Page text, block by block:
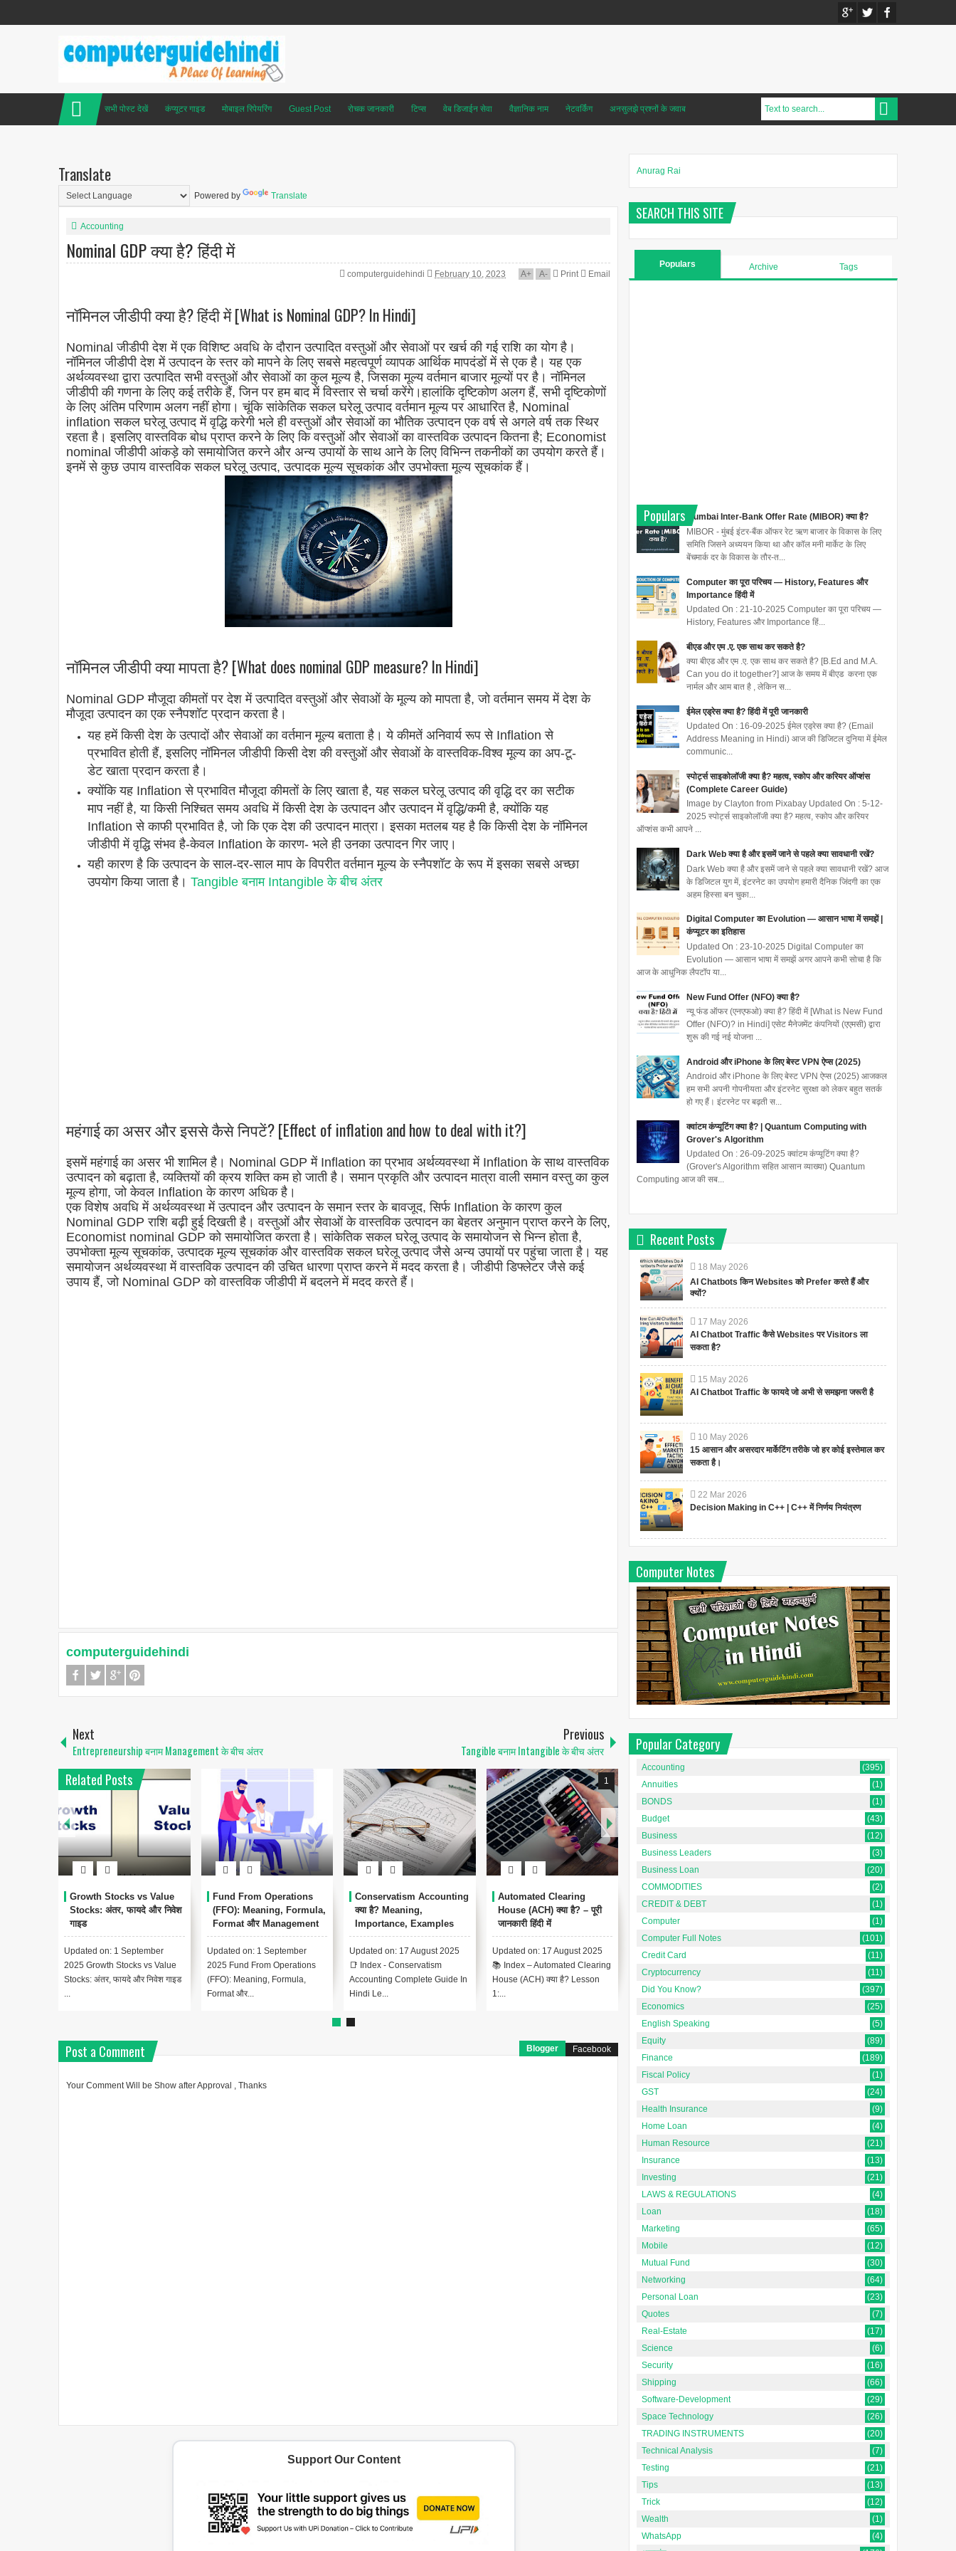
सभी पोस्ट देखें कंप्यूटर गाइड मोबाइल रिपेयरिंग Guest Post रोचक जानकारी टिप्स वेब डिजाईन सेवा वैज्ञानिक नाम नेटवर्किंग अनसुलझे प्रश्नों के जवाब
Translate
Powered by Translate
Accounting
Nominal GDP क्या है? हिंदी में
computerguidehindi February 10, 2023 A+ A- Print Email
नॉमिनल जीडीपी क्या है? हिंदी में [What is Nominal GDP? In Hindi]
Nominal जीडीपी देश में एक विशिष्ट अवधि के दौरान उत्पादित वस्तुओं और सेवाओं पर खर्च की गई राशि का योग है।
नॉमिनल जीडीपी देश में उत्पादन के स्तर को मापने के लिए सबसे महत्वपूर्ण व्यापक आर्थिक मापदंडों में से एक है। यह एक
अर्थव्यवस्था द्वारा उत्पादित सभी वस्तुओं और सेवाओं का कुल मूल्य है, जिसका मूल्य वर्तमान बाजार मूल्यों पर है। नॉमिनल
जीडीपी की गणना के लिए कई तरीके हैं, जिन पर हम बाद में विस्तार से चर्चा करेंगे।हालांकि दृष्टिकोण अलग हैं, सभी दृष्टिकोणों
के लिए अंतिम परिणाम अलग नहीं होगा। चूंकि सांकेतिक सकल घरेलू उत्पाद वर्तमान मूल्य पर आधारित है, Nominal
inflation सकल घरेलू उत्पाद में वृद्धि करेगी भले ही वस्तुओं और सेवाओं का भौतिक उत्पादन एक वर्ष से अगले वर्ष तक स्थिर
रहता है। इसलिए वास्तविक बोध प्राप्त करने के लिए कि वस्तुओं और सेवाओं का वास्तविक उत्पादन कितना है; Economist
nominal जीडीपी आंकड़े को समायोजित करने और अन्य उपायों के साथ आने के लिए विभिन्न तकनीकों का उपयोग करते हैं।
इनमें से कुछ उपाय वास्तविक सकल घरेलू उत्पाद, उत्पादक मूल्य सूचकांक और उपभोक्ता मूल्य सूचकांक हैं।
नॉमिनल जीडीपी क्या मापता है? [What does nominal GDP measure? In Hindi]
Nominal GDP मौजूदा कीमतों पर देश में उत्पादित वस्तुओं और सेवाओं के मूल्य को मापता है, जो वर्तमान समय में देश के
मौजूदा उत्पादन का एक स्नैपशॉट प्रदान करता है।
यह हमें किसी देश के उत्पादों और सेवाओं का वर्तमान मूल्य बताता है। ये कीमतें अनिवार्य रूप से Inflation से
प्रभावित होती हैं, इसलिए नॉमिनल जीडीपी किसी देश की वस्तुओं और सेवाओं के वास्तविक-विश्व मूल्य का अप-टू-
डेट खाता प्रदान करता है।
क्योंकि यह Inflation से प्रभावित मौजूदा कीमतों के लिए खाता है, यह सकल घरेलू उत्पाद की वृद्धि दर का सटीक
माप नहीं है, या किसी निश्चित समय अवधि में किसी देश के उत्पादन और उत्पादन में वृद्धि/कमी है, क्योंकि यह
Inflation से काफी प्रभावित है, जो कि एक देश की उत्पादन मात्रा। इसका मतलब यह है कि किसी देश के नॉमिनल
जीडीपी में वृद्धि संभव है-केवल Inflation के कारण- भले ही उनका उत्पादन गिर जाए।
यही कारण है कि उत्पादन के साल-दर-साल माप के विपरीत वर्तमान मूल्य के स्नैपशॉट के रूप में इसका सबसे अच्छा
उपयोग किया जाता है। Tangible बनाम Intangible के बीच अंतर
महंगाई का असर और इससे कैसे निपटें? [Effect of inflation and how to deal with it?]
इसमें महंगाई का असर भी शामिल है। Nominal GDP में Inflation का प्रभाव अर्थव्यवस्था में Inflation के साथ वास्तविक
उत्पादन को बढ़ाता है, व्यक्तियों की क्रय शक्ति कम हो जाती है। समान प्रकृति और उत्पादन मात्रा वाली समान वस्तु का कुल
मूल्य होगा, जो केवल Inflation के कारण अधिक है।
एक विशेष अवधि में अर्थव्यवस्था में उत्पादन और उत्पादन के समान स्तर के बावजूद, सिर्फ Inflation के कारण कुल
Nominal GDP राशि बढ़ी हुई दिखती है। वस्तुओं और सेवाओं के वास्तविक उत्पादन का बेहतर अनुमान प्राप्त करने के लिए,
Economist nominal GDP को समायोजित करता है। सांकेतिक सकल घरेलू उत्पाद के समायोजन से भिन्न होता है,
उपभोक्ता मूल्य सूचकांक, उत्पादक मूल्य सूचकांक और वास्तविक सकल घरेलू उत्पाद जैसे अन्य उपायों पर पहुंचा जाता है। यह
समायोजन अर्थव्यवस्था में वास्तविक उत्पादन की उचित धारणा प्राप्त करने में मदद करता है। जीडीपी डिफ्लेटर जैसे कई
उपाय हैं, जो Nominal GDP को वास्तविक जीडीपी में बदलने में मदद करते हैं।
computerguidehindi
Next
Entrepreneurship बनाम Management के बीच अंतर
Previous
Tangible बनाम Intangible के बीच अंतर
Related Posts
Growth Stocks vs Value
Stocks: अंतर, फायदे और निवेश
गाइड
Updated on: 1 September
2025 Growth Stocks vs Value
Stocks: अंतर, फायदे और निवेश गाइड
...
Fund From Operations
(FFO): Meaning, Formula,
Format और Management
Accounting में महत्व
Updated on: 1 September
2025 Fund From Operations
(FFO): Meaning, Formula,
Format और...
Conservatism Accounting
क्या है? Meaning,
Importance, Examples
Updated on: 17 August 2025
📑 Index - Conservatism
Accounting Complete Guide In
Hindi Le...
1
Automated Clearing
House (ACH) क्या है? – पूरी
जानकारी हिंदी में
Updated on: 17 August 2025
📚 Index – Automated Clearing
House (ACH) क्या है? Lesson
1:...
Analysis क्या है?
वित्तीय विवरण विश्लेषण क्या है? [What
is Financial Statement
Analysis? In Hindi]वित्तीय विवरण
Financial Statements क्या
वित्तीय विवरण: व्यापक अवलोकन
Comprehensive Overview, In
Post a Comment Blogger Facebook
Your Comment Will be Show after Approval , Thanks
Support Our Content
Anurag Rai
SEARCH THIS SITE
Populars Archive Tags
Populars
Mumbai Inter-Bank Offer Rate (MIBOR) क्या है?
MIBOR - मुंबई इंटर-बैंक ऑफर रेट ऋण बाजार के विकास के लिए
समिति जिसने अध्ययन किया था और कॉल मनी मार्केट के लिए
बेंचमार्क दर के विकास के तौर-त...
Computer का पूरा परिचय — History, Features और
Importance हिंदी में
Updated On : 21-10-2025 Computer का पूरा परिचय —
History, Features और Importance हिं...
बीएड और एम .ए. एक साथ कर सकते है?
क्या बीएड और एम .ए. एक साथ कर सकते है? [B.Ed and M.A.
Can you do it together?] आज के समय में बीएड करना एक
नार्मल और आम बात है , लेकिन स...
ईमेल एड्रेस क्या है? हिंदी में पूरी जानकारी
Updated On : 16-09-2025 ईमेल एड्रेस क्या है? (Email
Address Meaning in Hindi) आज की डिजिटल दुनिया में ईमेल
communic...
स्पोर्ट्स साइकोलॉजी क्या है? महत्व, स्कोप और करियर ऑप्शंस
(Complete Career Guide)
Image by Clayton from Pixabay Updated On : 5-12-
2025 स्पोर्ट्स साइकोलॉजी क्या है? महत्व, स्कोप और करियर
ऑप्शंस कभी आपने ...
Dark Web क्या है और इसमें जाने से पहले क्या सावधानी रखें?
Dark Web क्या है और इसमें जाने से पहले क्या सावधानी रखें? आज
के डिजिटल युग में, इंटरनेट का उपयोग हमारी दैनिक जिंदगी का एक
अहम हिस्सा बन चुका...
Digital Computer का Evolution — आसान भाषा में समझें |
कंप्यूटर का इतिहास
Updated On : 23-10-2025 Digital Computer का
Evolution — आसान भाषा में समझें अगर आपने कभी सोचा है कि
आज के आधुनिक लैपटॉप या...
New Fund Offer (NFO) क्या है?
न्यू फंड ऑफर (एनएफओ) क्या है? हिंदी में [What is New Fund
Offer (NFO)? in Hindi] एसेट मैनेजमेंट कंपनियों (एएमसी) द्वारा
शुरू की गई नई योजना ...
Android और iPhone के लिए बेस्ट VPN ऐप्स (2025)
Android और iPhone के लिए बेस्ट VPN ऐप्स (2025) आजकल
हम सभी अपनी गोपनीयता और इंटरनेट सुरक्षा को लेकर बहुत सतर्क
हो गए हैं। इंटरनेट पर बढ़ती स...
क्वांटम कंप्यूटिंग क्या है? | Quantum Computing with
Grover's Algorithm
Updated On : 26-09-2025 क्वांटम कंप्यूटिंग क्या है?
(Grover's Algorithm सहित आसान व्याख्या) Quantum
Computing आज की सब...
Recent Posts
18 May 2026
AI Chatbots किन Websites को Prefer करते हैं और
क्यों?
17 May 2026
AI Chatbot Traffic कैसे Websites पर Visitors ला
सकता है?
15 May 2026
AI Chatbot Traffic के फायदे जो अभी से समझना जरूरी है
10 May 2026
15 आसान और असरदार मार्केटिंग तरीके जो हर कोई इस्तेमाल कर
सकता है।
22 Mar 2026
Decision Making in C++ | C++ में निर्णय नियंत्रण
Computer Notes
Popular Category
Accounting
(395)
Annuities
(1)
BONDS
(1)
Budget
(43)
Business
(12)
Business Leaders
(3)
Business Loan
(20)
COMMODITIES
(2)
CREDIT & DEBT
(1)
Computer
(1)
Computer Full Notes
(101)
Credit Card
(11)
Cryptocurrency
(11)
Did You Know?
(397)
Economics
(25)
English Speaking
(5)
Equity
(89)
Finance
(189)
Fiscal Policy
(1)
GST
(24)
Health Insurance
(9)
Home Loan
(4)
Human Resource
(21)
Insurance
(13)
Investing
(21)
LAWS & REGULATIONS
(4)
Loan
(18)
Marketing
(65)
Mobile
(12)
Mutual Fund
(30)
Networking
(64)
Personal Loan
(23)
Quotes
(7)
Real-Estate
(17)
Science
(6)
Security
(16)
Shipping
(66)
Software-Development
(29)
Space Technology
(26)
TRADING INSTRUMENTS
(20)
Technical Analysis
(7)
Testing
(21)
Tips
(13)
Trick
(12)
Wealth
(1)
WhatsApp
(4)